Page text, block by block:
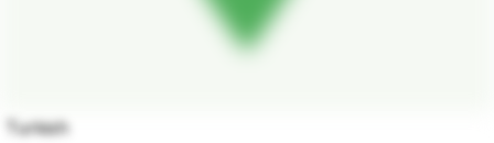
Turkish